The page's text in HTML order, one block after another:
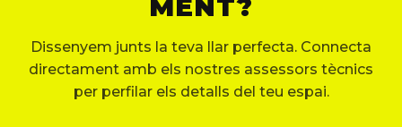
MENT?
Dissenyem junts la teva llar perfecta. Connecta
directament amb els nostres assessors tècnics
per perfilar els detalls del teu espai.